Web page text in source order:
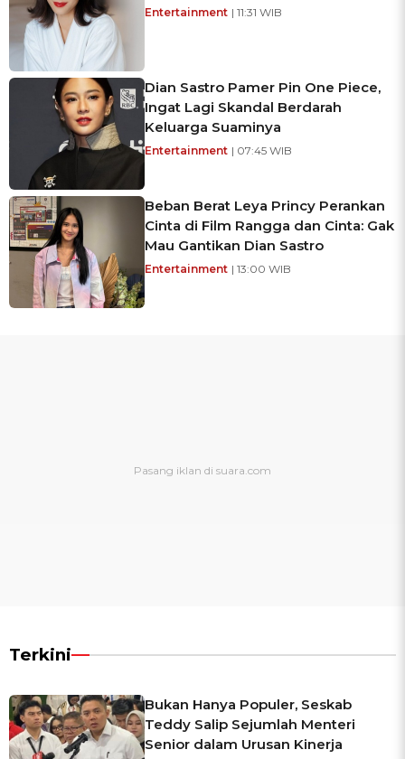
Entertainment | 11:31 WIB
Dian Sastro Pamer Pin One Piece,
Ingat Lagi Skandal Berdarah
Keluarga Suaminya
Entertainment | 07:45 WIB
Beban Berat Leya Princy Perankan
Cinta di Film Rangga dan Cinta: Gak
Mau Gantikan Dian Sastro
Entertainment | 13:00 WIB
Terkini
Bukan Hanya Populer, Seskab
Teddy Salip Sejumlah Menteri
Senior dalam Urusan Kinerja